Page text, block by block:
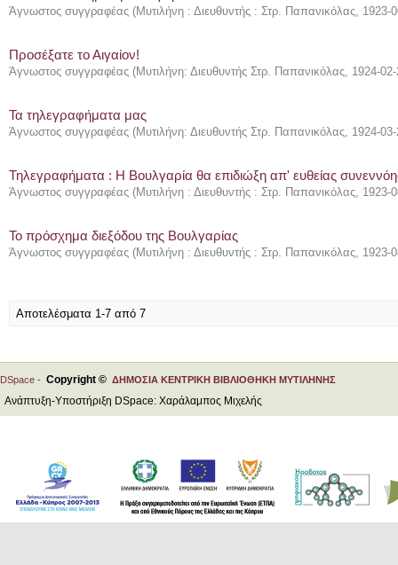
Άγνωστος συγγραφέας (Μυτιλήνη : Διευθυντής : Στρ. Παπανικόλας, 1923-
Προσέξατε το Αιγαίον!
Άγνωστος συγγραφέας (Μυτιλήνη: Διευθυντής Στρ. Παπανικόλας, 1924-
Τα τηλεγραφήματα μας
Άγνωστος συγγραφέας (Μυτιλήνη: Διευθυντής Στρ. Παπανικόλας, 1924-
Τηλεγραφήματα : Η Βουλγαρία θα επιδιώξη απ' ευθείας
Άγνωστος συγγραφέας (Μυτιλήνη : Διευθυντής : Στρ. Παπανικόλας, 1923-
Το πρόσχημα διεξόδου της Βουλγαρίας
Άγνωστος συγγραφέας (Μυτιλήνη : Διευθυντής : Στρ. Παπανικόλας, 1923-
Αποτελέσματα 1-7 από 7
DSpace - Copyright © ΔΗΜΟΣΙΑ ΚΕΝΤΡΙΚΗ ΒΙΒΛΙΟΘΗΚΗ ΜΥΤΙΛΗΝΗΣ
Ανάπτυξη-Υποστήριξη DSpace: Χαράλαμπος Μιχελής